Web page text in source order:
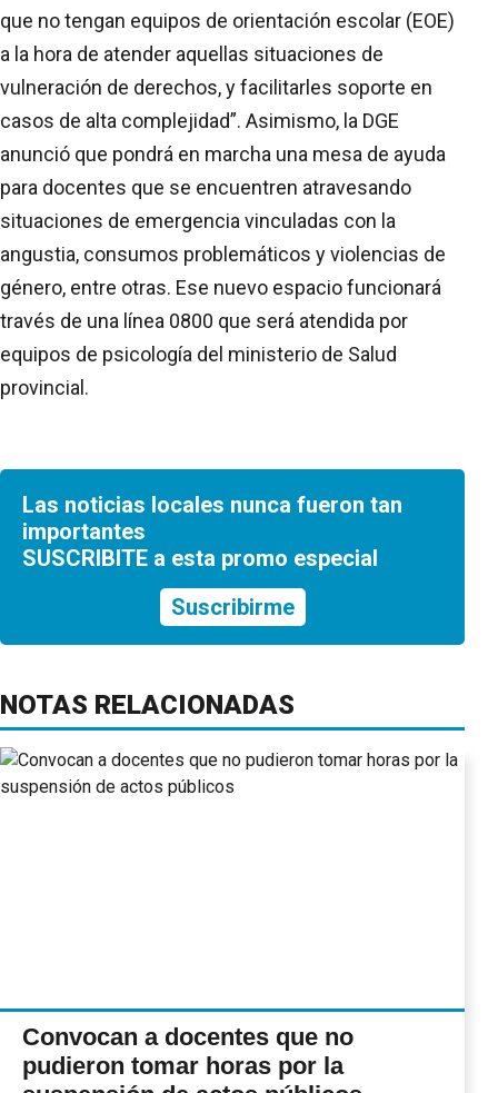
que no tengan equipos de orientación escolar (EOE)
a la hora de atender aquellas situaciones de
vulneración de derechos, y facilitarles soporte en
casos de alta complejidad”. Asimismo, la DGE
anunció que pondrá en marcha una mesa de ayuda
para docentes que se encuentren atravesando
situaciones de emergencia vinculadas con la
angustia, consumos problemáticos y violencias de
género, entre otras. Ese nuevo espacio funcionará
través de una línea 0800 que será atendida por
equipos de psicología del ministerio de Salud
provincial.
Las noticias locales nunca fueron tan
importantes
SUSCRIBITE a esta promo especial
Suscribirme
NOTAS RELACIONADAS
Convocan a docentes que no
pudieron tomar horas por la